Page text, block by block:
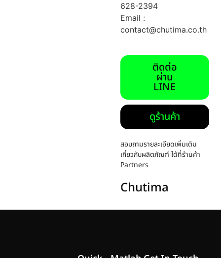
628-2394
Email :
contact@chutima.co.th
ติดต่อ
ผ่าน
LINE
ดูร้านค้า
สอบถามรายละเอียดเพิ่มเติม
เกี่ยวกับผลิตภัณฑ์ ได้ที่ร้านค้า
Partners
Chutima